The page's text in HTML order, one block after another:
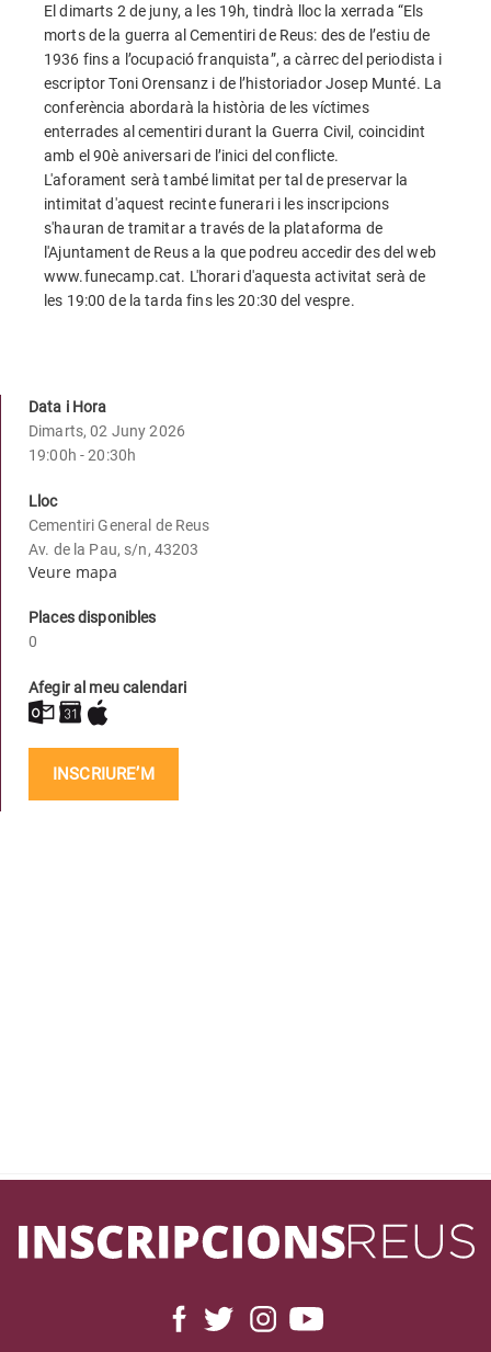
El dimarts 2 de juny, a les 19h, tindrà lloc la xerrada “Els
morts de la guerra al Cementiri de Reus: des de l’estiu de
1936 fins a l’ocupació franquista”, a càrrec del periodista i
escriptor Toni Orensanz i de l’historiador Josep Munté. La
conferència abordarà la història de les víctimes
enterrades al cementiri durant la Guerra Civil, coincidint
amb el 90è aniversari de l’inici del conflicte.
L'aforament serà també limitat per tal de preservar la
intimitat d'aquest recinte funerari i les inscripcions
s'hauran de tramitar a través de la plataforma de
l'Ajuntament de Reus a la que podreu accedir des del web
www.funecamp.cat. L'horari d'aquesta activitat serà de
les 19:00 de la tarda fins les 20:30 del vespre.
Data i Hora
Dimarts, 02 Juny 2026
19:00h - 20:30h
Lloc
Cementiri General de Reus
Av. de la Pau, s/n, 43203
Veure mapa
Places disponibles
0
Afegir al meu calendari
INSCRIURE’M